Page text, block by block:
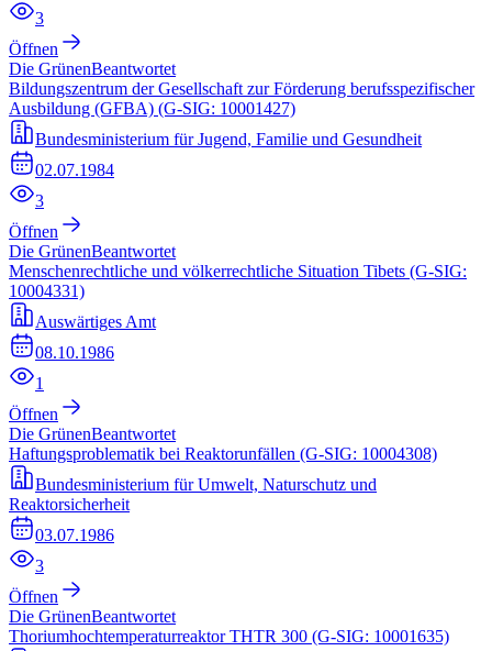
3
Öffnen
Die GrünenBeantwortet
Bildungszentrum der Gesellschaft zur Förderung berufsspezifischer
Ausbildung (GFBA) (G-SIG: 10001427)
Bundesministerium für Jugend, Familie und Gesundheit
02.07.1984
3
Öffnen
Die GrünenBeantwortet
Menschenrechtliche und völkerrechtliche Situation Tibets (G-SIG:
10004331)
Auswärtiges Amt
08.10.1986
1
Öffnen
Die GrünenBeantwortet
Haftungsproblematik bei Reaktorunfällen (G-SIG: 10004308)
Bundesministerium für Umwelt, Naturschutz und
Reaktorsicherheit
03.07.1986
3
Öffnen
Die GrünenBeantwortet
Thoriumhochtemperaturreaktor THTR 300 (G-SIG: 10001635)